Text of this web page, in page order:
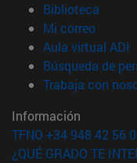
Biblioteca
Mi correo(abre
Aula virtual ADI
Búsqueda de
Trabaja con
Información
TFNO +34 948 42 56
¿QUÉ GRADO TE